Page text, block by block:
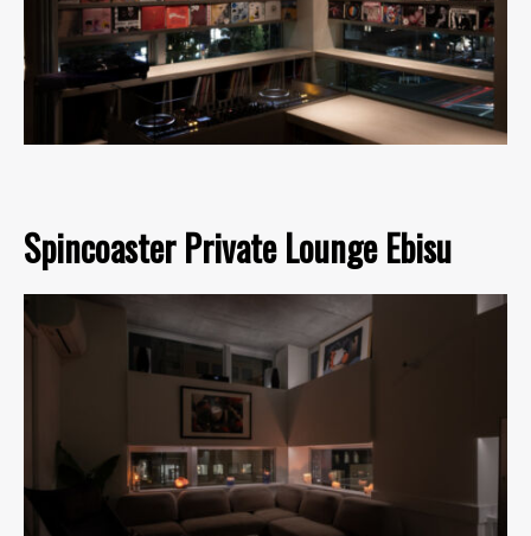
Spincoaster Private Lounge Ebisu